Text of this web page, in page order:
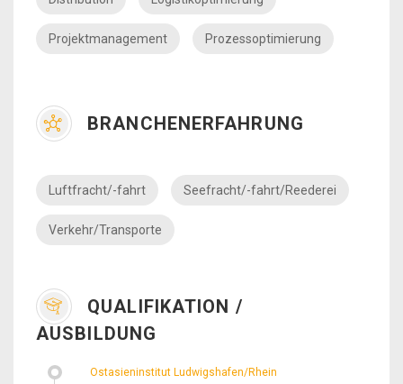
Projektmanagement Prozessoptimierung
BRANCHENERFAHRUNG
Luftfracht/-fahrt Seefracht/-fahrt/Reederei
Verkehr/Transporte
QUALIFIKATION /
AUSBILDUNG
Ostasieninstitut Ludwigshafen/Rhein